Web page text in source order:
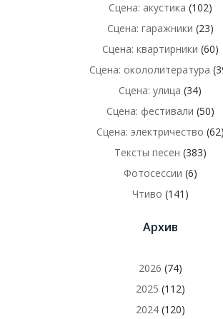
Сцена: акустика (102)
Сцена: гаражники (23)
Сцена: квартирники (60)
Сцена: окололитература
Сцена: улица (34)
Сцена: фестивали (50)
Сцена: электричество (62)
Тексты песен (383)
Фотосессии (6)
Чтиво (141)
Архив
2026 (74)
2025 (112)
2024(120)